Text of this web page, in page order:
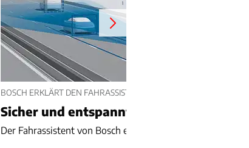
BOSCH ERKLÄRT DEN FAHRASSISTENTEN
Sicher und entspannt ans Ziel
Der Fahrassistent von Bosch erhöht die Sicherheit.